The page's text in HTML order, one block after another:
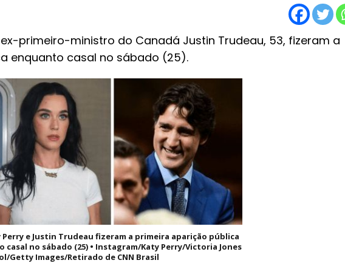
primeiro-ministro do Canadá Justin Trudeau, 53, fizeram a
enquanto casal no sábado (25).
Perry e Justin Trudeau fizeram a primeira aparição pública
casal no sábado (25) • Instagram/Katy Perry/Victoria Jones
Getty Images/Retirado de CNN Brasil